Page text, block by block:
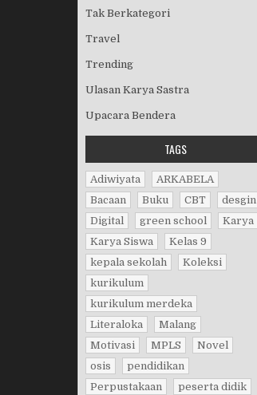
Tak Berkategori
Travel
Trending
Ulasan Karya Sastra
Upacara Bendera
TAGS
Adiwiyata
ARKABELA
Bacaan
Buku CBT
desgin
Digital
green school
Karya
Karya Siswa
Kelas 9
kepala sekolah
Koleksi
kurikulum
kurikulum merdeka
Literaloka
Malang
Motivasi
MPLS
Novel
osis
pendidikan
Perpustakaan
peserta didik